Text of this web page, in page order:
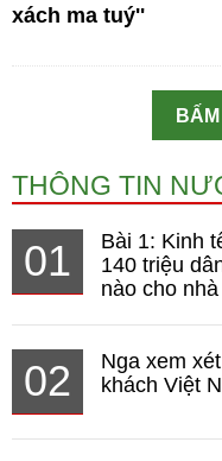
xách ma tuý''
THÔNG TIN
01
Bài 1: Kinh
140 triệu
nào cho
02
Nga xem
khách Việt